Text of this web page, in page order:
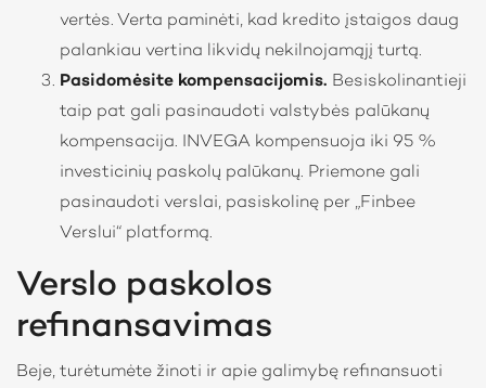
vertės. Verta paminėti, kad kredito įstaigos daug
palankiau vertina likvidų nekilnojamąjį turtą.
Pasidomėsite kompensacijomis. Besiskolinantieji
taip pat gali pasinaudoti valstybės palūkanų
kompensacija. INVEGA kompensuoja iki 95 %
investicinių paskolų palūkanų. Priemone gali
pasinaudoti verslai, pasiskolinę per „Finbee
Verslui“ platformą.
Verslo paskolos
refinansavimas
Beje, turėtumėte žinoti ir apie galimybę refinansuoti